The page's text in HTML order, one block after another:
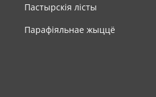
Пастырскія лісты
Парафіяльнае жыццё